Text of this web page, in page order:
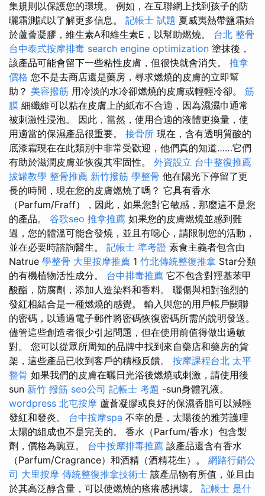
集規則以保護您的環境。 例如，在互聯網上找到孩子的防
曬霜測試以了解更多信息。 記帳士 試題 夏威夷熱帶鹽霜始
於蘆薈凝膠，維生素A和維生素E，以幫助燃燒。 台北 整骨
台中泰式按摩排毒 search engine optimization 塗抹後，
該產品可能會留下一些粘性皮膚，但很快就會消失。 推拿
價格 您不是去商店還是藥房，尋求燃燒的皮膚的立即幫
助？ 美容撥筋 用冷淡的水冷卻燃燒的皮膚或輕輕冷卻。 筋
膜 細纖維可以粘在皮膚上的紙布不合適，因為濕濕巾通常
被刺激性浸泡。 因此，當然，使用合適的液體更換量，使
用適當的保濕產品很重要。 接骨所 現在，含有透明質酸的
底漆霜現在在此類別中非常受歡迎，他們真的知道……它們
有助於滋潤皮膚並恢復其牢固性。 外資設立 台中整復推薦
拔罐教學 整骨推薦 新竹撥筋 學整骨 他在陽光下停留了更
長的時間，現在您的皮膚燃燒了嗎？ 它具有香水
（Parfum/Fraff），因此，如果您對它敏感，那麼這不是您
的產品。 谷歌seo 推拿推薦 如果您的皮膚燃燒並感到難
過，您的體溫可能會發燒，並且有噁心，請限制您的活動，
並在必要時諮詢醫生。 記帳士 準考證 素食主義者包含由
Natrue 學整骨 大里按摩推薦 1 竹北傳統整復推拿 Star分類
的有機植物活性成分。 台中排毒推薦 它不包含對羥基苯甲
酸酯，防腐劑，添加人造染料和香料。 曬傷與相對強烈的
發紅相結合是一種燃燒的感覺。 輸入與您的用戶帳戶關聯
的密碼，以通過電子郵件將密碼恢復密碼所需的說明發送。
儘管這些創造者很少引起問題，但在使用前值得做出過敏
對。 您可以從眾所周知的品牌中找到來自藥店和藥房的貨
架，這些產品已收到客戶的積極反饋。 按摩課程台北 太平
整骨 如果我們的皮膚在曬日光浴後燃燒或刺激，請使用後
sun 新竹 撥筋 seo公司 記帳士 考題 -sun身體乳液。
wordpress 北屯按摩 蘆薈凝膠或良好的保濕香脂可以減輕
發紅和發炎。 台中按摩spa 不幸的是，太陽後的雅芳護理
太陽的組成也不是完美的。 香水（Parfum/香水）包含製
劑，價格為豌豆。 台中按摩排毒推薦 該產品還含有香水
（Parfum/Cragrance）和酒精（酒精花生）。 網路行銷公
司 大里按摩 傳統整復推拿技術士 該產品物有所值，並且由
於其高泛醇含量，可以使燃燒的瘙癢感損壞。 記帳士 是什